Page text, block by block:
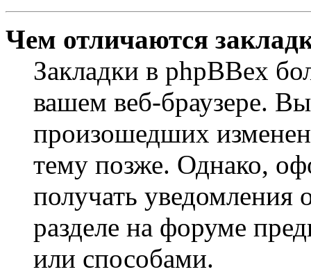
Чем отличаются
Закладки в phpBBex
вашем веб-браузере.
произошедших
тему позже. Однако,
получать уведомления
разделе на форуме
или способами.